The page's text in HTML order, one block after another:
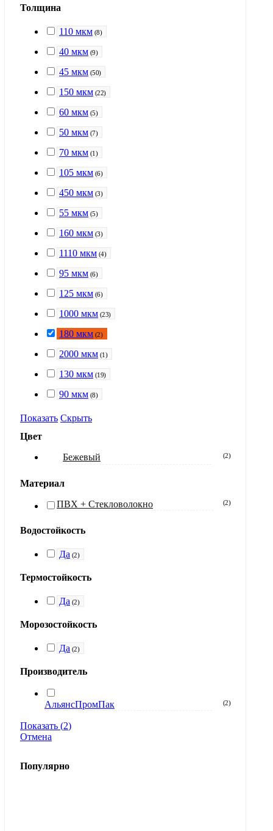
Толщина
110 мкм (8)
40 мкм (9)
45 мкм (50)
150 мкм (22)
60 мкм (5)
50 мкм (7)
70 мкм (1)
105 мкм (6)
450 мкм (3)
55 мкм (5)
160 мкм (3)
1110 мкм (4)
95 мкм (6)
125 мкм (6)
1000 мкм (23)
180 мкм (2)
2000 мкм (1)
130 мкм (19)
90 мкм (8)
Показать Скрыть
Цвет
Бежевый
(2)
Материал
ПВХ + Стекловолокно
(2)
Водостойкость
Да (2)
Термостойкость
Да (2)
Морозостойкость
Да (2)
Производитель
АльянсПромПак (2)
Показать (2)
Отмена
Популярно